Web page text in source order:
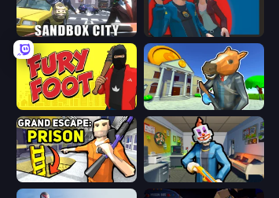
Sandbox City Max vs Gangsters
Fury Foot Bank Robbery 3
Grand Escape: Prison Save the Hostages